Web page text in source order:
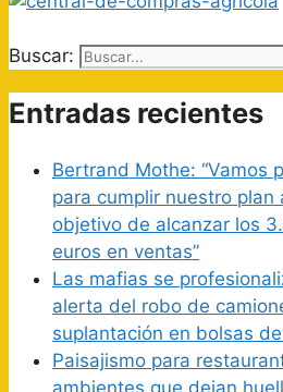
Buscar:
Entradas recientes
Bertrand Mothe: “Vamos
para cumplir nuestro plan
objetivo de alcanzar los
euros en ventas”
Las mafias se
alerta del robo de
suplantación en bolsas
Paisajismo para
ambientes que dejan